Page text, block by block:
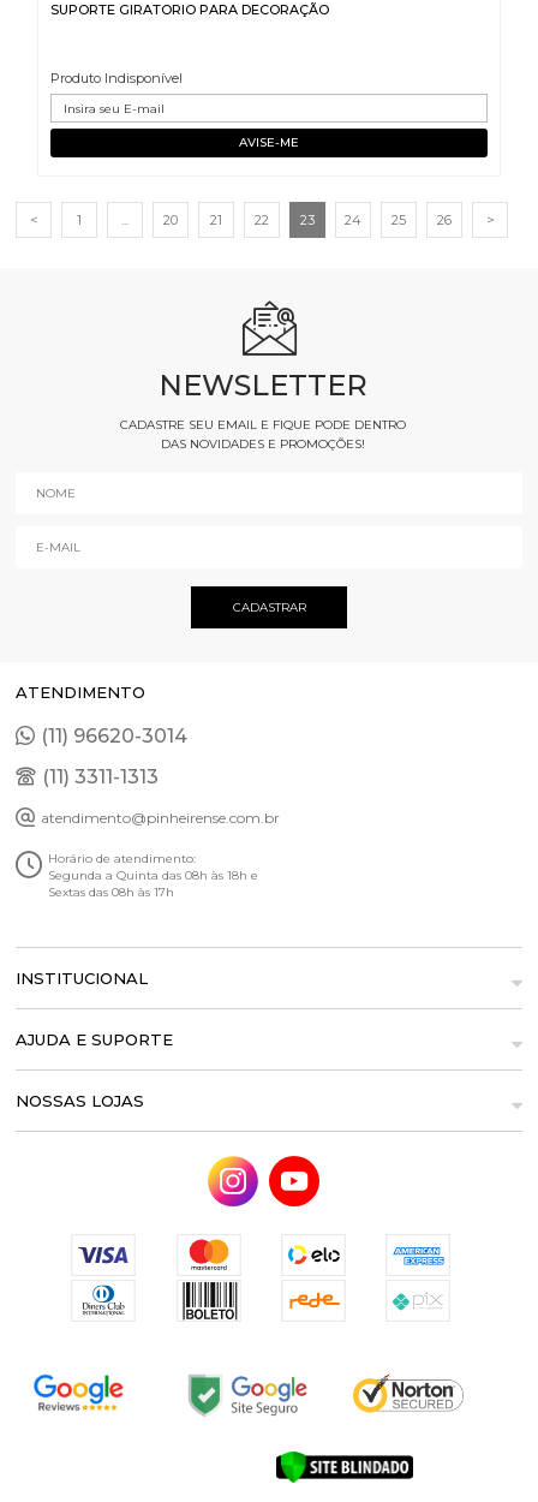
SUPORTE GIRATORIO PARA DECORAÇÃO
Produto Indisponível
< 1 ... 20 21 22 23 24 25 26 >
NEWSLETTER
CADASTRE SEU EMAIL E FIQUE PODE DENTRO
DAS NOVIDADES E PROMOÇÕES!
ATENDIMENTO
(11) 96620-3014
(11) 3311-1313
atendimento@pinheirense.com.br
Horário de atendimento:
Segunda a Quinta das 08h às 18h e
Sextas das 08h às 17h
INSTITUCIONAL
AJUDA E SUPORTE
NOSSAS LOJAS